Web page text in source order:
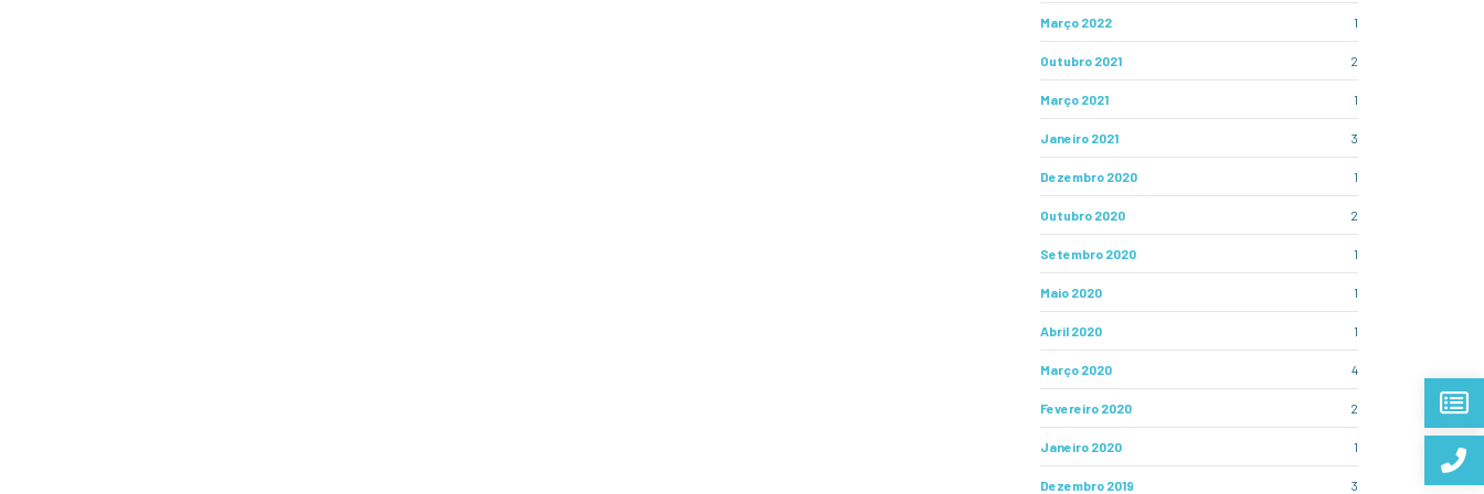
Março 2022 1
Outubro 2021 2
Março 2021 1
Janeiro 2021 3
Dezembro 2020 1
Outubro 2020 2
Setembro 2020 1
Maio 2020 1
Abril 2020 1
Março 2020 4
Fevereiro 2020 2
Janeiro 2020 1
Dezembro 2019 3